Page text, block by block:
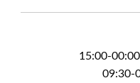
15:00-
09:30-